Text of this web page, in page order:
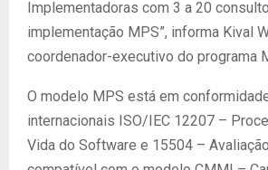
Implementadoras com 3 a 20
implementação MPS”, informa Kival
coordenador-executivo do programa
O modelo MPS está em
internacionais ISO/IEC 12207 –
Vida do Software e 15504 –